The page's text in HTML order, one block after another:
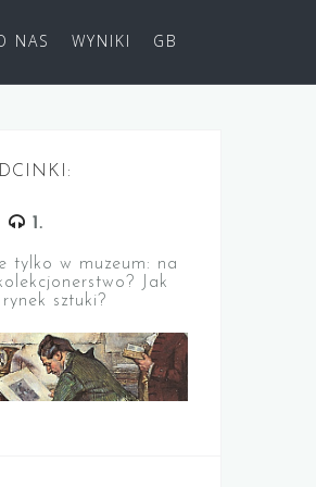
NAS WYNIKI GB
1.
tylko w muzeum: na
Jak
rynek sztuki?